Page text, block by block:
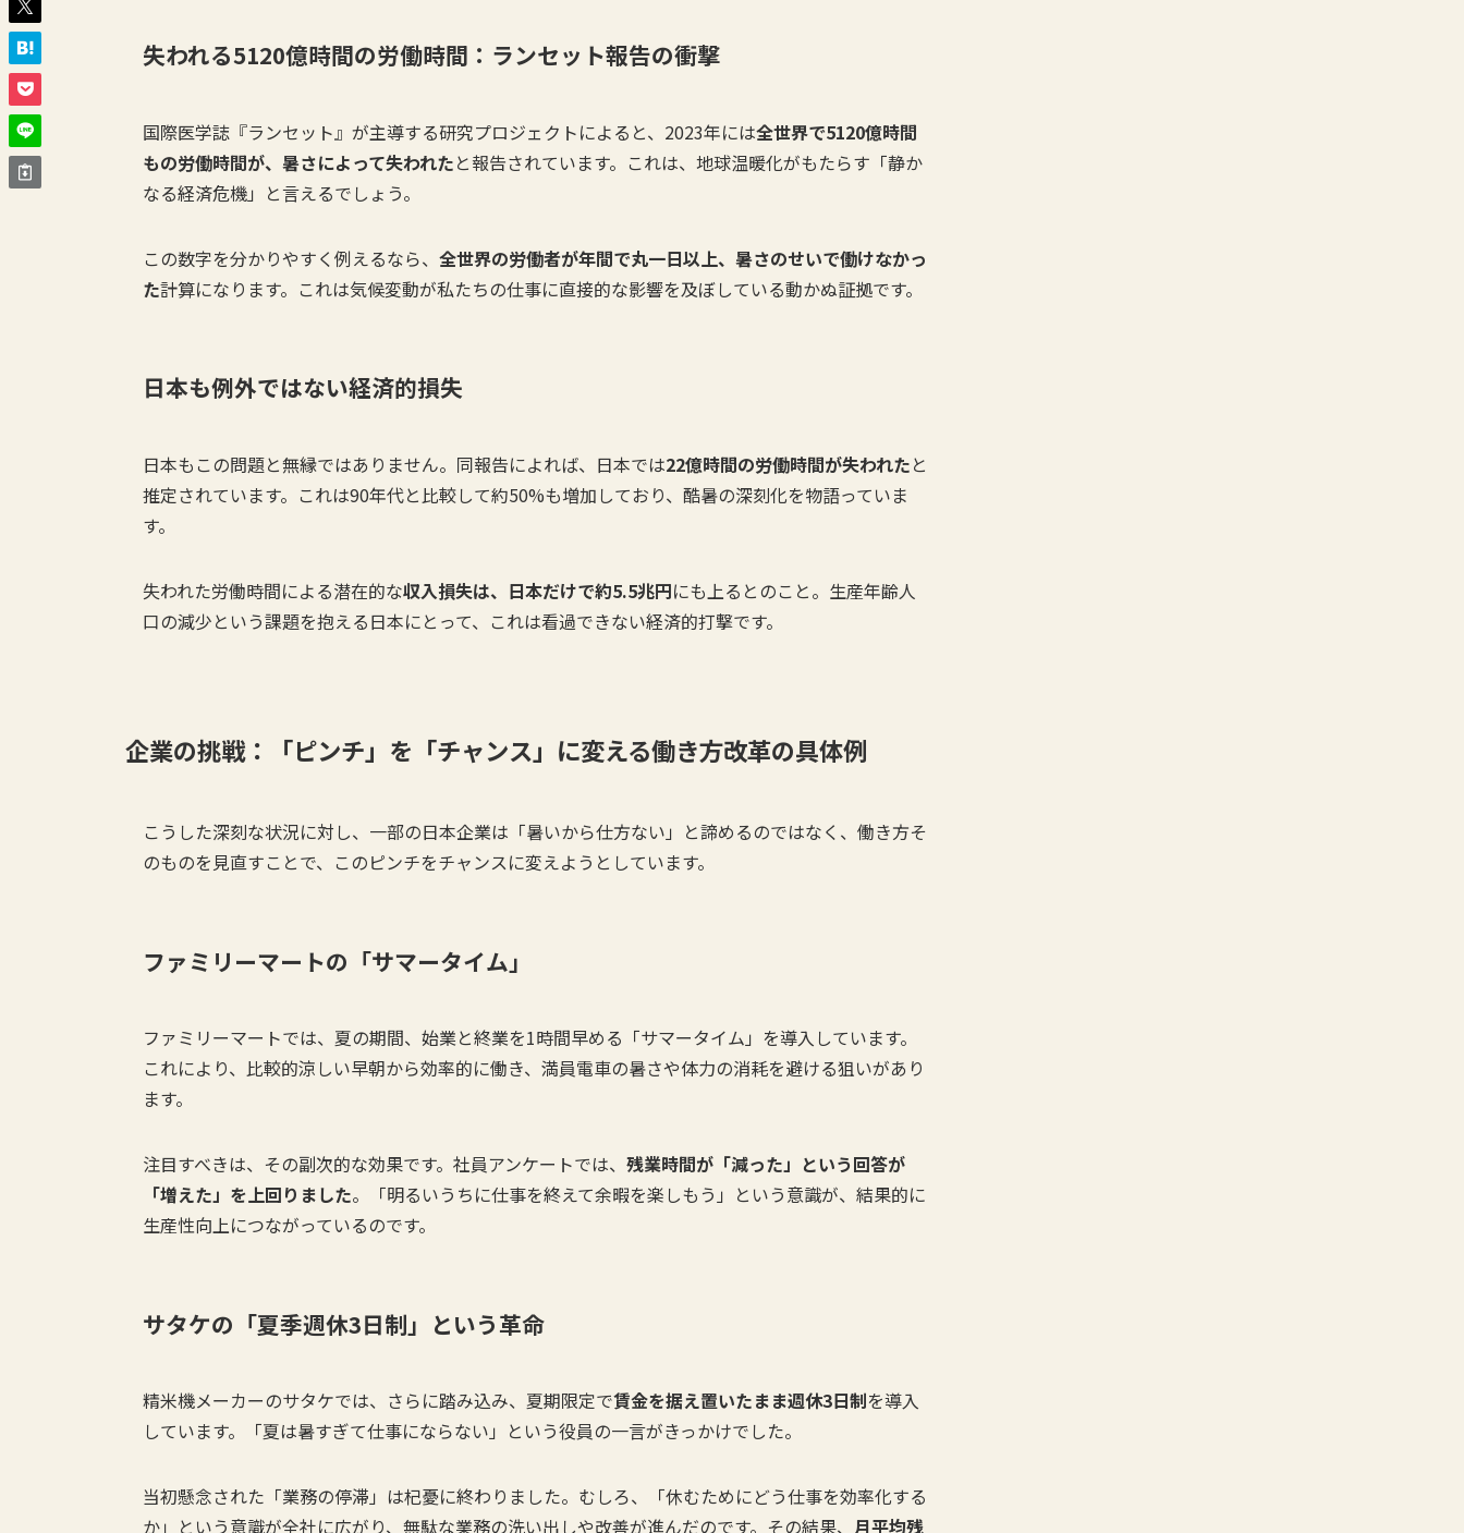
失われる5120億時間の労働時間：ランセット報告の衝撃
国際医学誌『ランセット』が主導する研究プロジェクトによると、2023年には全世界で5120億時間
もの労働時間が、暑さによって失われたと報告されています。これは、地球温暖化がもたらす「静か
なる経済危機」と言えるでしょう。
この数字を分かりやすく例えるなら、全世界の労働者が年間で丸一日以上、暑さのせいで働けなかっ
た計算になります。これは気候変動が私たちの仕事に直接的な影響を及ぼしている動かぬ証拠です。
日本も例外ではない経済的損失
日本もこの問題と無縁ではありません。同報告によれば、日本では22億時間の労働時間が失われたと
推定されています。これは90年代と比較して約50%も増加しており、酷暑の深刻化を物語っていま
す。
失われた労働時間による潜在的な収入損失は、日本だけで約5.5兆円にも上るとのこと。生産年齢人
口の減少という課題を抱える日本にとって、これは看過できない経済的打撃です。
企業の挑戦：「ピンチ」を「チャンス」に変える働き方改革の具体例
こうした深刻な状況に対し、一部の日本企業は「暑いから仕方ない」と諦めるのではなく、働き方そ
のものを見直すことで、このピンチをチャンスに変えようとしています。
ファミリーマートの「サマータイム」
ファミリーマートでは、夏の期間、始業と終業を1時間早める「サマータイム」を導入しています。
これにより、比較的涼しい早朝から効率的に働き、満員電車の暑さや体力の消耗を避ける狙いがあり
ます。
注目すべきは、その副次的な効果です。社員アンケートでは、残業時間が「減った」という回答が
「増えた」を上回りました。「明るいうちに仕事を終えて余暇を楽しもう」という意識が、結果的に
生産性向上につながっているのです。
サタケの「夏季週休3日制」という革命
精米機メーカーのサタケでは、さらに踏み込み、夏期限定で賃金を据え置いたまま週休3日制を導入
しています。「夏は暑すぎて仕事にならない」という役員の一言がきっかけでした。
当初懸念された「業務の停滞」は杞憂に終わりました。むしろ、「休むためにどう仕事を効率化する
か」という意識が全社に広がり、無駄な業務の洗い出しや改善が進んだのです。その結果、 月平均残